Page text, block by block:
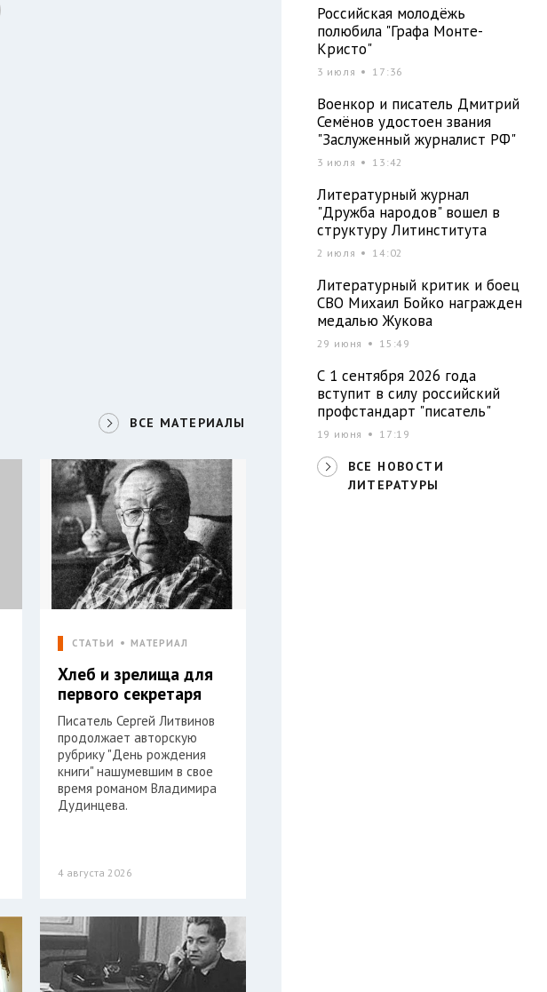
ВСЕ МАТЕРИАЛЫ
СТАТЬИ МАТЕРИАЛ
Хлеб и зрелища для
первого секретаря
Писатель Сергей Литвинов
продолжает авторскую
рубрику "День рождения
книги" нашумевшим в свое
время романом Владимира
Дудинцева.
4 августа 2026
Российская молодёжь
полюбила "Графа Монте-
Кристо"
3 июля 17:36
Военкор и писатель Дмитрий
Семёнов удостоен звания
"Заслуженный журналист РФ"
3 июля 13:42
Литературный журнал
"Дружба народов" вошел в
структуру Литинститута
2 июля 14:02
Литературный критик и боец
СВО Михаил Бойко награжден
медалью Жукова
29 июня 15:49
С 1 сентября 2026 года
вступит в силу российский
профстандарт "писатель"
19 июня 17:19
ВСЕ НОВОСТИ
ЛИТЕРАТУРЫ